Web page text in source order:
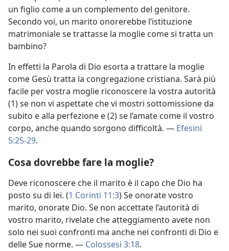
un figlio come a un complemento del genitore.
Secondo voi, un marito onorerebbe l’istituzione
matrimoniale se trattasse la moglie come si tratta un
bambino?
In effetti la Parola di Dio esorta a trattare la moglie
come Gesù tratta la congregazione cristiana. Sarà più
facile per vostra moglie riconoscere la vostra autorità
(1) se non vi aspettate che vi mostri sottomissione da
subito e alla perfezione e (2) se l’amate come il vostro
corpo, anche quando sorgono difficoltà. — Efesini
5:25-29.
Cosa dovrebbe fare la moglie?
Deve riconoscere che il marito è il capo che Dio ha
posto su di lei. (1 Corinti 11:3) Se onorate vostro
marito, onorate Dio. Se non accettate l’autorità di
vostro marito, rivelate che atteggiamento avete non
solo nei suoi confronti ma anche nei confronti di Dio e
delle Sue norme. — Colossesi 3:18.